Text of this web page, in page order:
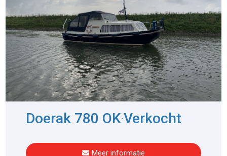
Doerak 780 OK-Verkocht
Meer informatie